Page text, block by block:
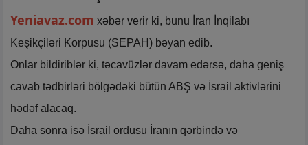
Yeniavaz.com xəbər verir ki, bunu İran İnqilabı
Keşikçiləri Korpusu (SEPAH) bəyan edib.
Onlar bildiriblər ki, təcavüzlər davam edərsə, daha geniş
cavab tədbirləri bölgədəki bütün ABŞ və İsrail aktivlərini
hədəf alacaq.
Daha sonra isə İsrail ordusu İranın qərbində və